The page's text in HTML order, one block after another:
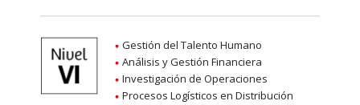
Gestión del Talento Humano
Análisis y Gestión Financiera
Investigación de Operaciones
Procesos Logísticos en Distribución